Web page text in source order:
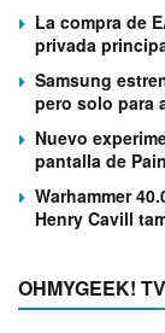
La compra de
privada
Samsung
pero solo para
Nuevo
pantalla de
Warhammer
Henry Cavill
OHMYGEEK! TV